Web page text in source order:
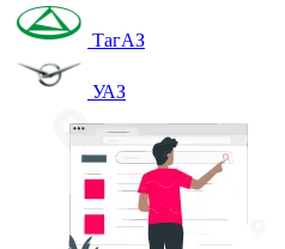
ТагАЗ
УАЗ